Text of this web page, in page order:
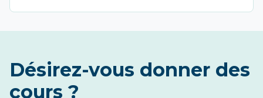
Désirez-vous donner des
cours ?